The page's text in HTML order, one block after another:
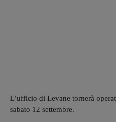
L’ufficio di Levane tornerà
sabato 12 settembre.